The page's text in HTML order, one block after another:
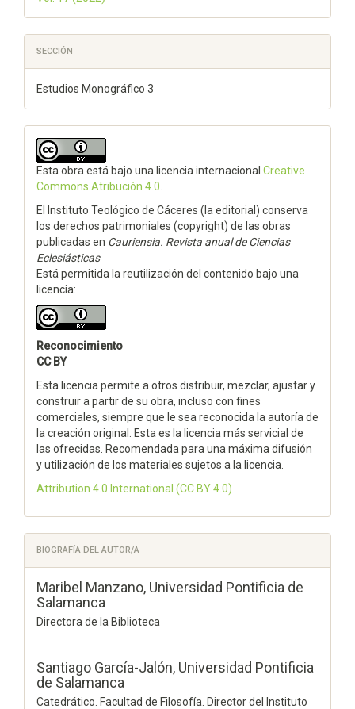
SECCIÓN
Estudios Monográfico 3
Esta obra está bajo una licencia internacional Creative
Commons Atribución 4.0
El Instituto Teológico de Cáceres (la editorial) conserva
los derechos patrimoniales (copyright) de las obras
publicadas en Cauriensia. Revista anual de Ciencias
Eclesiásticas
Está permitida la reutilización del contenido bajo una
licencia:
Reconocimiento
CC BY
Esta licencia permite a otros distribuir, mezclar, ajustar y
construir a partir de su obra, incluso con fines
comerciales, siempre que le sea reconocida la autoría de
la creación original. Esta es la licencia más servicial de
las ofrecidas. Recomendada para una máxima difusión
y utilización de los materiales sujetos a la licencia.
Attribution 4.0 International (CC BY 4.0)
BIOGRAFÍA DEL AUTOR/A
Maribel Manzano, Universidad Pontificia de
Salamanca
Directora de la Biblioteca
Santiago García-Jalón, Universidad Pontificia
de Salamanca
Catedrático. Facultad de Filosofía. Director del Instituto